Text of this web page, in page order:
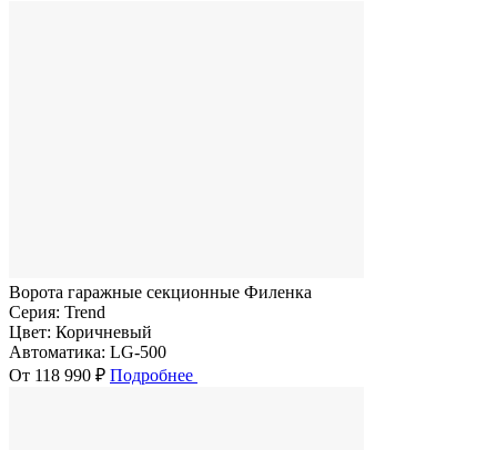
Ворота гаражные секционные Филенка
Серия: Trend
Цвет: Коричневый
Автоматика: LG-500
От 118 990 ₽ Подробнее